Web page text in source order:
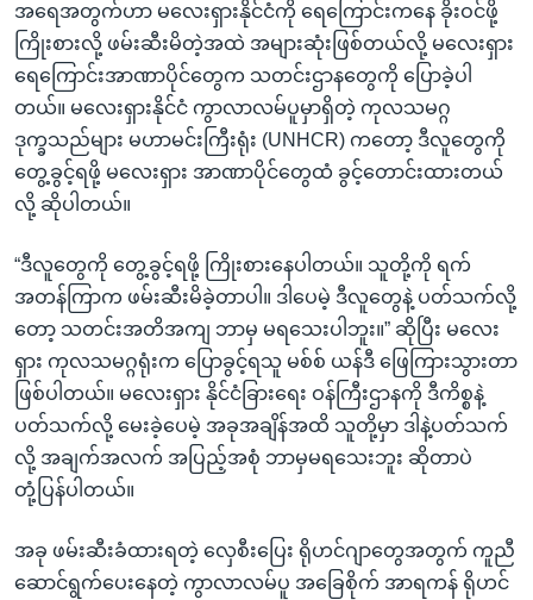
ရှာဖွေ
ရန်
နေရာ
ကျော်
ဘာသာစကားများ
အရေအတွက်ဟာ မလေးရှားနိုင်ငံကို ရေကြောင်းကနေ ခိုးဝင်ဖို့
ကြိုးစားလို့ ဖမ်းဆီးမိတဲ့အထဲ အများဆုံးဖြစ်တယ်လို့ မလေးရှား
ရေကြောင်းအာဏာပိုင်တွေက သတင်းဌာနတွေကို ပြောခဲ့ပါ
တယ်။ မလေးရှားနိုင်ငံ ကွာလာလမ်ပူမှာရှိတဲ့ ကုလသမဂ္ဂ
ဒုက္ခသည်များ မဟာမင်းကြီးရုံး (UNHCR) ကတော့ ဒီလူတွေကို
တွေ့ခွင့်ရဖို့ မလေးရှား အာဏာပိုင်တွေထံ ခွင့်တောင်းထားတယ်
လို့ ဆိုပါတယ်။
“ဒီလူတွေကို တွေ့ခွင့်ရဖို့ ကြိုးစားနေပါတယ်။ သူတို့ကို ရက်
အတန်ကြာက ဖမ်းဆီးမိခဲ့တာပါ။ ဒါပေမဲ့ ဒီလူတွေနဲ့ ပတ်သက်လို့
တော့ သတင်းအတိအကျ ဘာမှ မရသေးပါဘူး။” ဆိုပြီး မလေး
ရှား ကုလသမဂ္ဂရုံးက ပြောခွင့်ရသူ မစ်စ် ယန်ဒီ ဖြေကြားသွားတာ
ဖြစ်ပါတယ်။ မလေးရှား နိုင်ငံခြားရေး ဝန်ကြီးဌာနကို ဒီကိစ္စနဲ့
ပတ်သက်လို့ မေးခဲ့ပေမဲ့ အခုအချိန်အထိ သူတို့မှာ ဒါနဲ့ပတ်သက်
လို့ အချက်အလက် အပြည့်အစုံ ဘာမှမရသေးဘူး ဆိုတာပဲ
တုံ့ပြန်ပါတယ်။
အခု ဖမ်းဆီးခံထားရတဲ့ လှေစီးပြေး ရိုဟင်ဂျာတွေအတွက် ကူညီ
ဆောင်ရွက်ပေးနေတဲ့ ကွာလာလမ်ပူ အခြေစိုက် အာရကန် ရိုဟင်